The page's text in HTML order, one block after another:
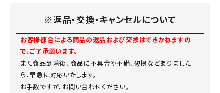
※返品・交換・キャンセルについて
お客様都合による商品の返品および交換はできかねますの
で、ご了承願います。
また商品到着後、商品に不具合や不備、破損などありました
ら、早急に対応いたします。
お手数ですが、お問い合わせください。